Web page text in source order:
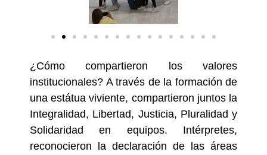
¿Cómo compartieron los valores
institucionales? A través de la formación de
una estátua viviente, compartieron juntos la
Integralidad, Libertad, Justicia, Pluralidad y
Solidaridad en equipos. Intérpretes,
reconocieron la declaración de las áreas